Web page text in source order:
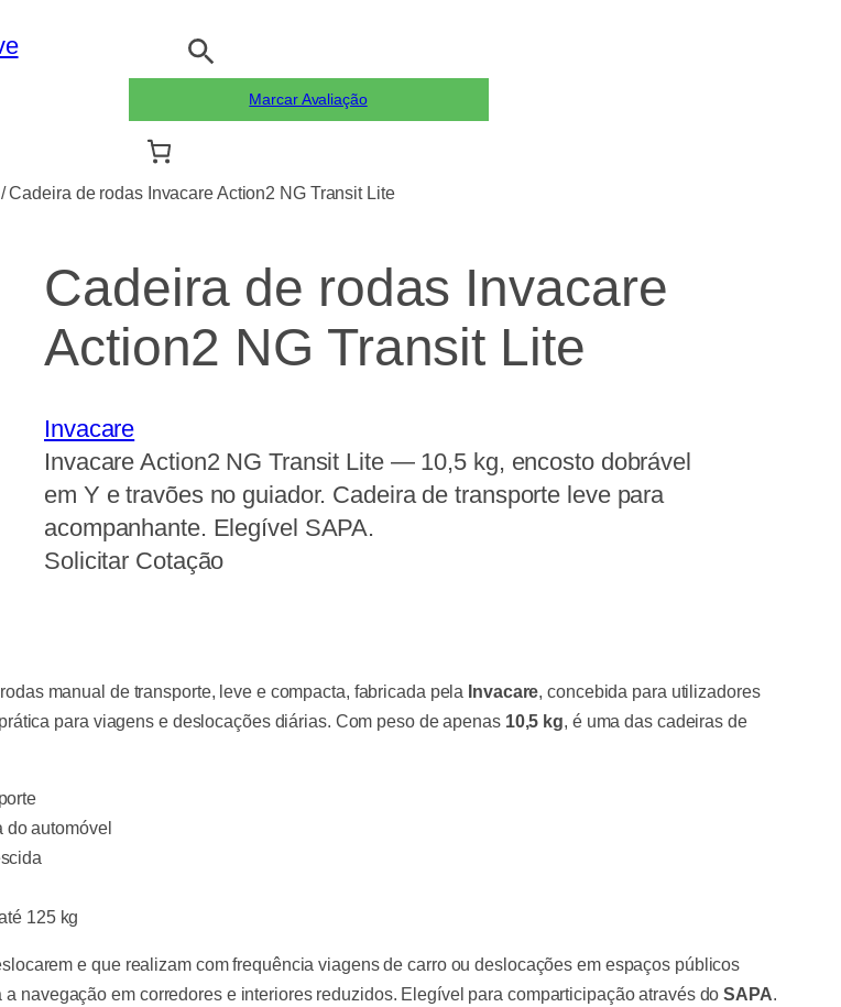
Marcar Avaliação
Cadeira de rodas Invacare Action2 NG Transit Lite
Cadeira de rodas Invacare
Action2 NG Transit Lite
Invacare
Invacare Action2 NG Transit Lite — 10,5 kg, encosto dobrável
em Y e travões no guiador. Cadeira de transporte leve para
acompanhante. Elegível SAPA.
Solicitar Cotação
manual de transporte, leve e compacta, fabricada pela Invacare, concebida para utilizadores
para viagens e deslocações diárias. Com peso de apenas 10,5 kg, é uma das cadeiras de
automóvel
125 kg
e que realizam com frequência viagens de carro ou deslocações em espaços públicos
navegação em corredores e interiores reduzidos. Elegível para comparticipação através doSAPA.